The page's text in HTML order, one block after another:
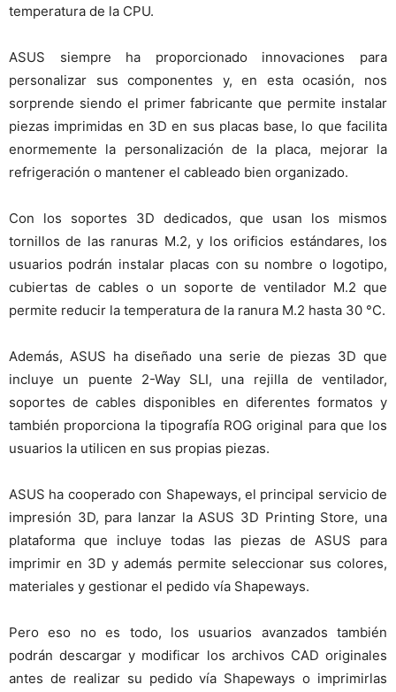
temperatura de la CPU.
ASUS siempre ha proporcionado innovaciones para
personalizar sus componentes y, en esta ocasión, nos
sorprende siendo el primer fabricante que permite instalar
piezas imprimidas en 3D en sus placas base, lo que facilita
enormemente la personalización de la placa, mejorar la
refrigeración o mantener el cableado bien organizado.
Con los soportes 3D dedicados, que usan los mismos
tornillos de las ranuras M.2, y los orificios estándares, los
usuarios podrán instalar placas con su nombre o logotipo,
cubiertas de cables o un soporte de ventilador M.2 que
permite reducir la temperatura de la ranura M.2 hasta 30 °C.
Además, ASUS ha diseñado una serie de piezas 3D que
incluye un puente 2-Way SLI, una rejilla de ventilador,
soportes de cables disponibles en diferentes formatos y
también proporciona la tipografía ROG original para que los
usuarios la utilicen en sus propias piezas.
ASUS ha cooperado con Shapeways, el principal servicio de
impresión 3D, para lanzar la ASUS 3D Printing Store, una
plataforma que incluye todas las piezas de ASUS para
imprimir en 3D y además permite seleccionar sus colores,
materiales y gestionar el pedido vía Shapeways.
Pero eso no es todo, los usuarios avanzados también
podrán descargar y modificar los archivos CAD originales
antes de realizar su pedido vía Shapeways o imprimirlas